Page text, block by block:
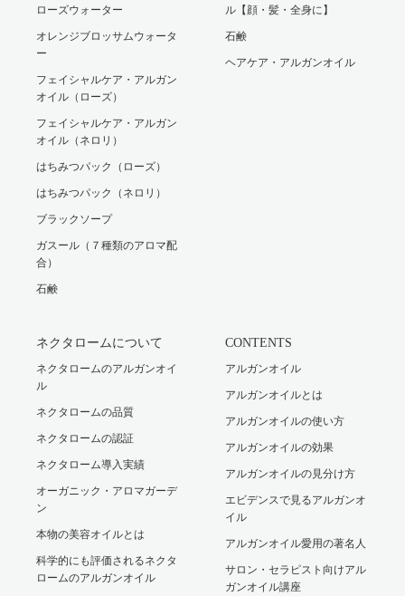
ローズウォーター
オレンジブロッサムウォータ
ー
フェイシャルケア・アルガン
オイル（ローズ）
フェイシャルケア・アルガン
オイル（ネロリ）
はちみつパック（ローズ）
はちみつパック（ネロリ）
ブラックソープ
ガスール（７種類のアロマ配
合）
石鹸
ル【顔・髪・全身に】
石鹸
ヘアケア・アルガンオイル
ネクタロームについて
ネクタロームのアルガンオイ
ル
ネクタロームの品質
ネクタロームの認証
ネクタローム導入実績
オーガニック・アロマガーデ
ン
本物の美容オイルとは
科学的にも評価されるネクタ
ロームのアルガンオイル
CONTENTS
アルガンオイル
アルガンオイルとは
アルガンオイルの使い方
アルガンオイルの効果
アルガンオイルの見分け方
エビデンスで見るアルガンオ
イル
アルガンオイル愛用の著名人
サロン・セラピスト向けアル
ガンオイル講座